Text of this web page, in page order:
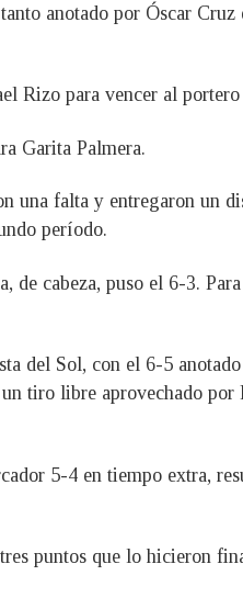
anotado por Óscar
Rizo para vencer al
Garita Palmera.
una falta y entregaron un
período.
cabeza, puso el 6-3.
del Sol, con el 6-5
tiro libre aprovechado por
5-4 en tiempo extra,
puntos que lo hicieron